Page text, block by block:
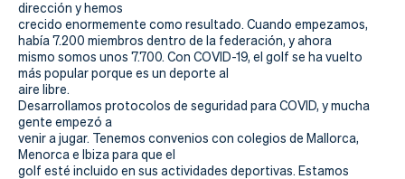
dirección y hemos
crecido enormemente como resultado. Cuando empezamos,
había 7.200 miembros dentro de la federación, y ahora
mismo somos unos 7.700. Con COVID-19, el golf se ha vuelto
más popular porque es un deporte al
aire libre.
Desarrollamos protocolos de seguridad para COVID, y mucha
gente empezó a
venir a jugar. Tenemos convenios con colegios de Mallorca,
Menorca e Ibiza para que el
golf esté incluido en sus actividades deportivas. Estamos